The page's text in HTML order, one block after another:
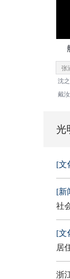
沈
戴
光
[文
[新
社
[文
居
浙